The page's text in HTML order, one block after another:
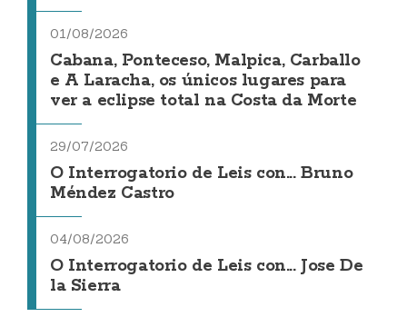
01/08/2026
Cabana, Ponteceso, Malpica, Carballo
e A Laracha, os únicos lugares para
ver a eclipse total na Costa da Morte
29/07/2026
O Interrogatorio de Leis con... Bruno
Méndez Castro
04/08/2026
O Interrogatorio de Leis con... Jose De
la Sierra